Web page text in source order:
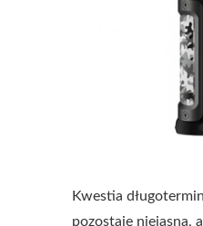
Kwestia
pozostaje niejasna,